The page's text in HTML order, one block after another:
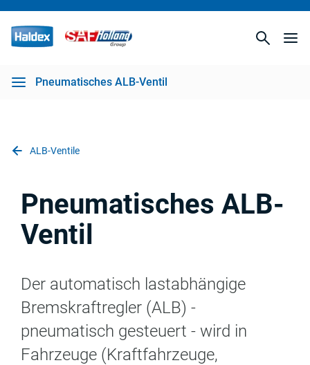
Pneumatisches ALB-Ventil
ALB-Ventile
Pneumatisches ALB-
Ventil
Der automatisch lastabhängige
Bremskraftregler (ALB) -
pneumatisch gesteuert - wird in
Fahrzeuge (Kraftfahrzeuge,